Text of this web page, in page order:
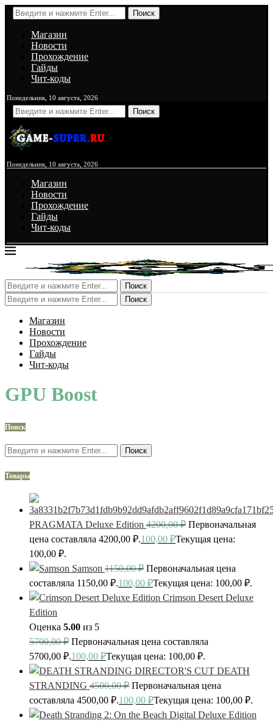
Поиск
Магазин
Новости
Прохождение
Гайды
Чит-коды
Понедельник, 10 августа, 2026
Поиск
Понедельник, 10 августа, 2026
Магазин
Новости
Прохождение
Гайды
Чит-коды
Поиск
Поиск
Магазин
Новости
Прохождение
Гайды
Чит-коды
GPU Boost
Поиск
Поиск
Товары
PRAGMATA Deluxe Edition 4200,00₽ Первоначальная
цена составляла 4200,00 ₽.100,00 ₽Текущая цена:
100,00 ₽.
Samson 1150,00₽ Первоначальная цена
составляла 1150,00 ₽.100,00 ₽Текущая цена: 100,00 ₽.
Crimson Desert Deluxe
Edition
Оценка 5.00 из 5
5700,00₽ Первоначальная цена составляла
5700,00 ₽.100,00 ₽Текущая цена: 100,00 ₽.
DEATH
STRANDING 4500,00₽ Первоначальная цена
составляла 4500,00 ₽.100,00 ₽Текущая цена: 100,00 ₽.